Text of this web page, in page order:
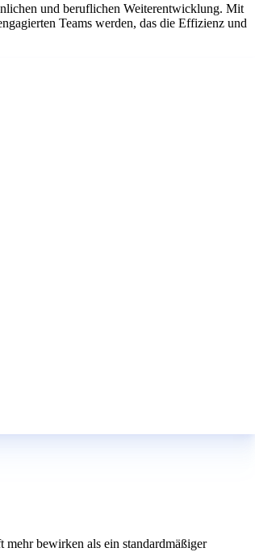
und beruflichen Weiterentwicklung. Mit
Teams werden, das die Effizienz und
bewirken als ein standardmäßiger